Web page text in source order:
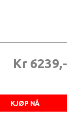
Kr 6239,-